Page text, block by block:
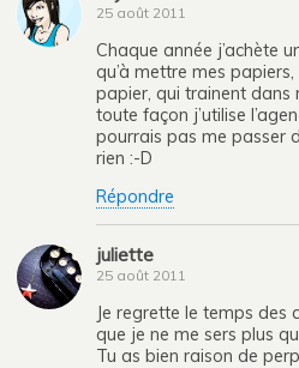
25 août 2011
Chaque année j’achète
qu’à mettre mes
papier, qui trainent dans
toute façon j’utilise
pourrais pas me passer
rien :-D
Répondre
juliette
25 août 2011
Je regrette le temps
que je ne me sers plus
Tu as bien raison de